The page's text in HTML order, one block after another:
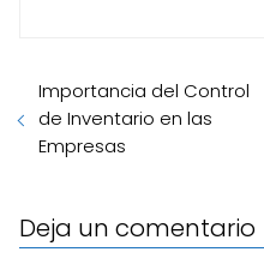
Importancia del Control
de Inventario en las
Empresas
Deja un comentario